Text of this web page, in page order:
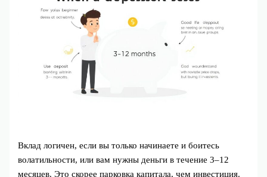
Вклад логичен, если вы только начинаете и боитесь
волатильности, или вам нужны деньги в течение 3–12
месяцев. Это скорее парковка капитала, чем инвестиция.